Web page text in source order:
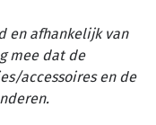
en afhankelijk van
mee dat de
accessoires en de